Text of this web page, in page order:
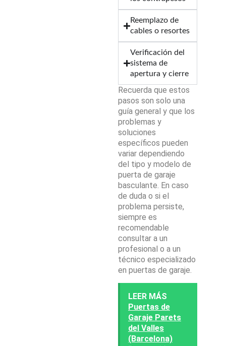
Reemplazo de
cables o resortes
Verificación del
sistema de
apertura y cierre
Recuerda que estos
pasos son solo una
guía general y que los
problemas y
soluciones
específicos pueden
variar dependiendo
del tipo y modelo de
puerta de garaje
basculante. En caso
de duda o si el
problema persiste,
siempre es
recomendable
consultar a un
profesional o a un
técnico especializado
en puertas de garaje.
LEER MÁS
Puertas de
Garaje Parets
del Valles
(Barcelona)